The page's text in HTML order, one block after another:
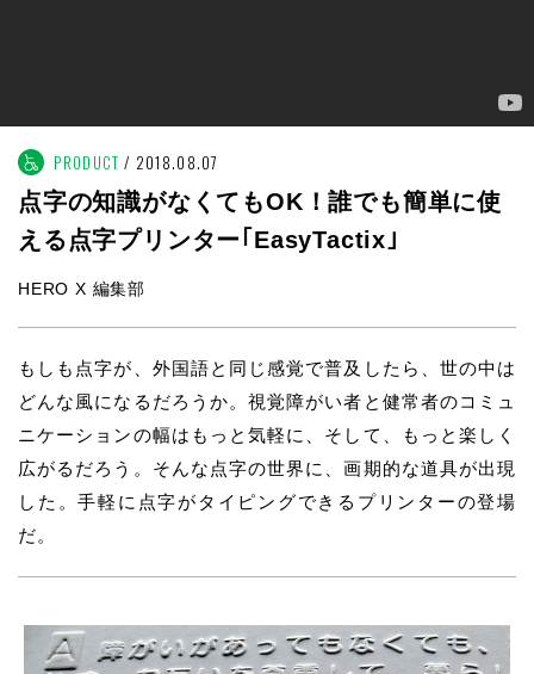
PRODUCT 2018.08.07
点字の知識がなくてもOK！誰でも簡単に使
える点字プリンター｢EasyTactix｣
HERO X 編集部
もしも点字が、外国語と同じ感覚で普及したら、世の中は
どんな風になるだろうか。視覚障がい者と健常者のコミュ
ニケーションの幅はもっと気軽に、そして、もっと楽しく
広がるだろう。そんな点字の世界に、画期的な道具が出現
した。手軽に点字がタイピングできるプリンターの登場
だ。